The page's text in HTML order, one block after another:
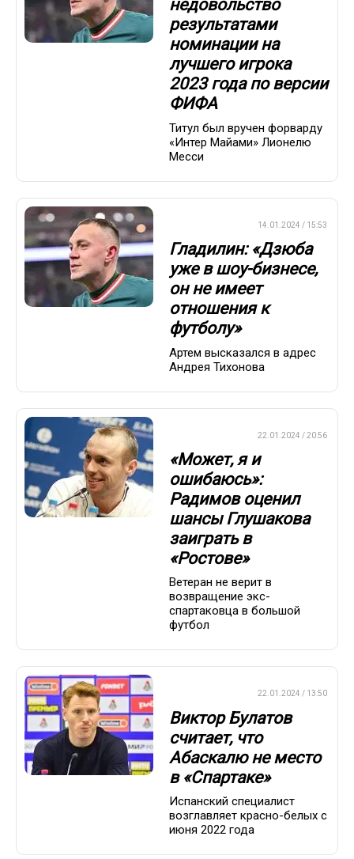
недовольство
результатами
номинации на
лучшего игрока
2023 года по версии
ФИФА
Титул был вручен форварду
«Интер Майами» Лионелю
Месси
14.01.2024 / 15:53
Гладилин: «Дзюба
уже в шоу-бизнесе,
он не имеет
отношения к
футболу»
Артем высказался в адрес
Андрея Тихонова
22.01.2024 / 20:56
«Может, я и
ошибаюсь»:
Радимов оценил
шансы Глушакова
заиграть в
«Ростове»
Ветеран не верит в
возвращение экс-
спартаковца в большой
футбол
22.01.2024 / 13:50
Виктор Булатов
считает, что
Абаскалю не место
в «Спартаке»
Испанский специалист
возглавляет красно-белых с
июня 2022 года